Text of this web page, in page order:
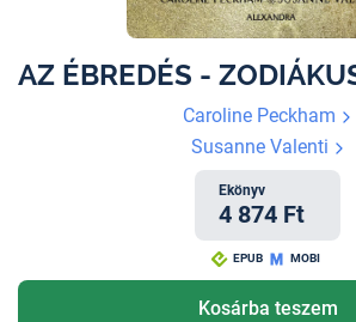
AZ ÉBREDÉS -
Caroline Peckham
Susanne Valenti
Ekönyv
4 874 Ft
EPUB MOBI
Kosárba teszem